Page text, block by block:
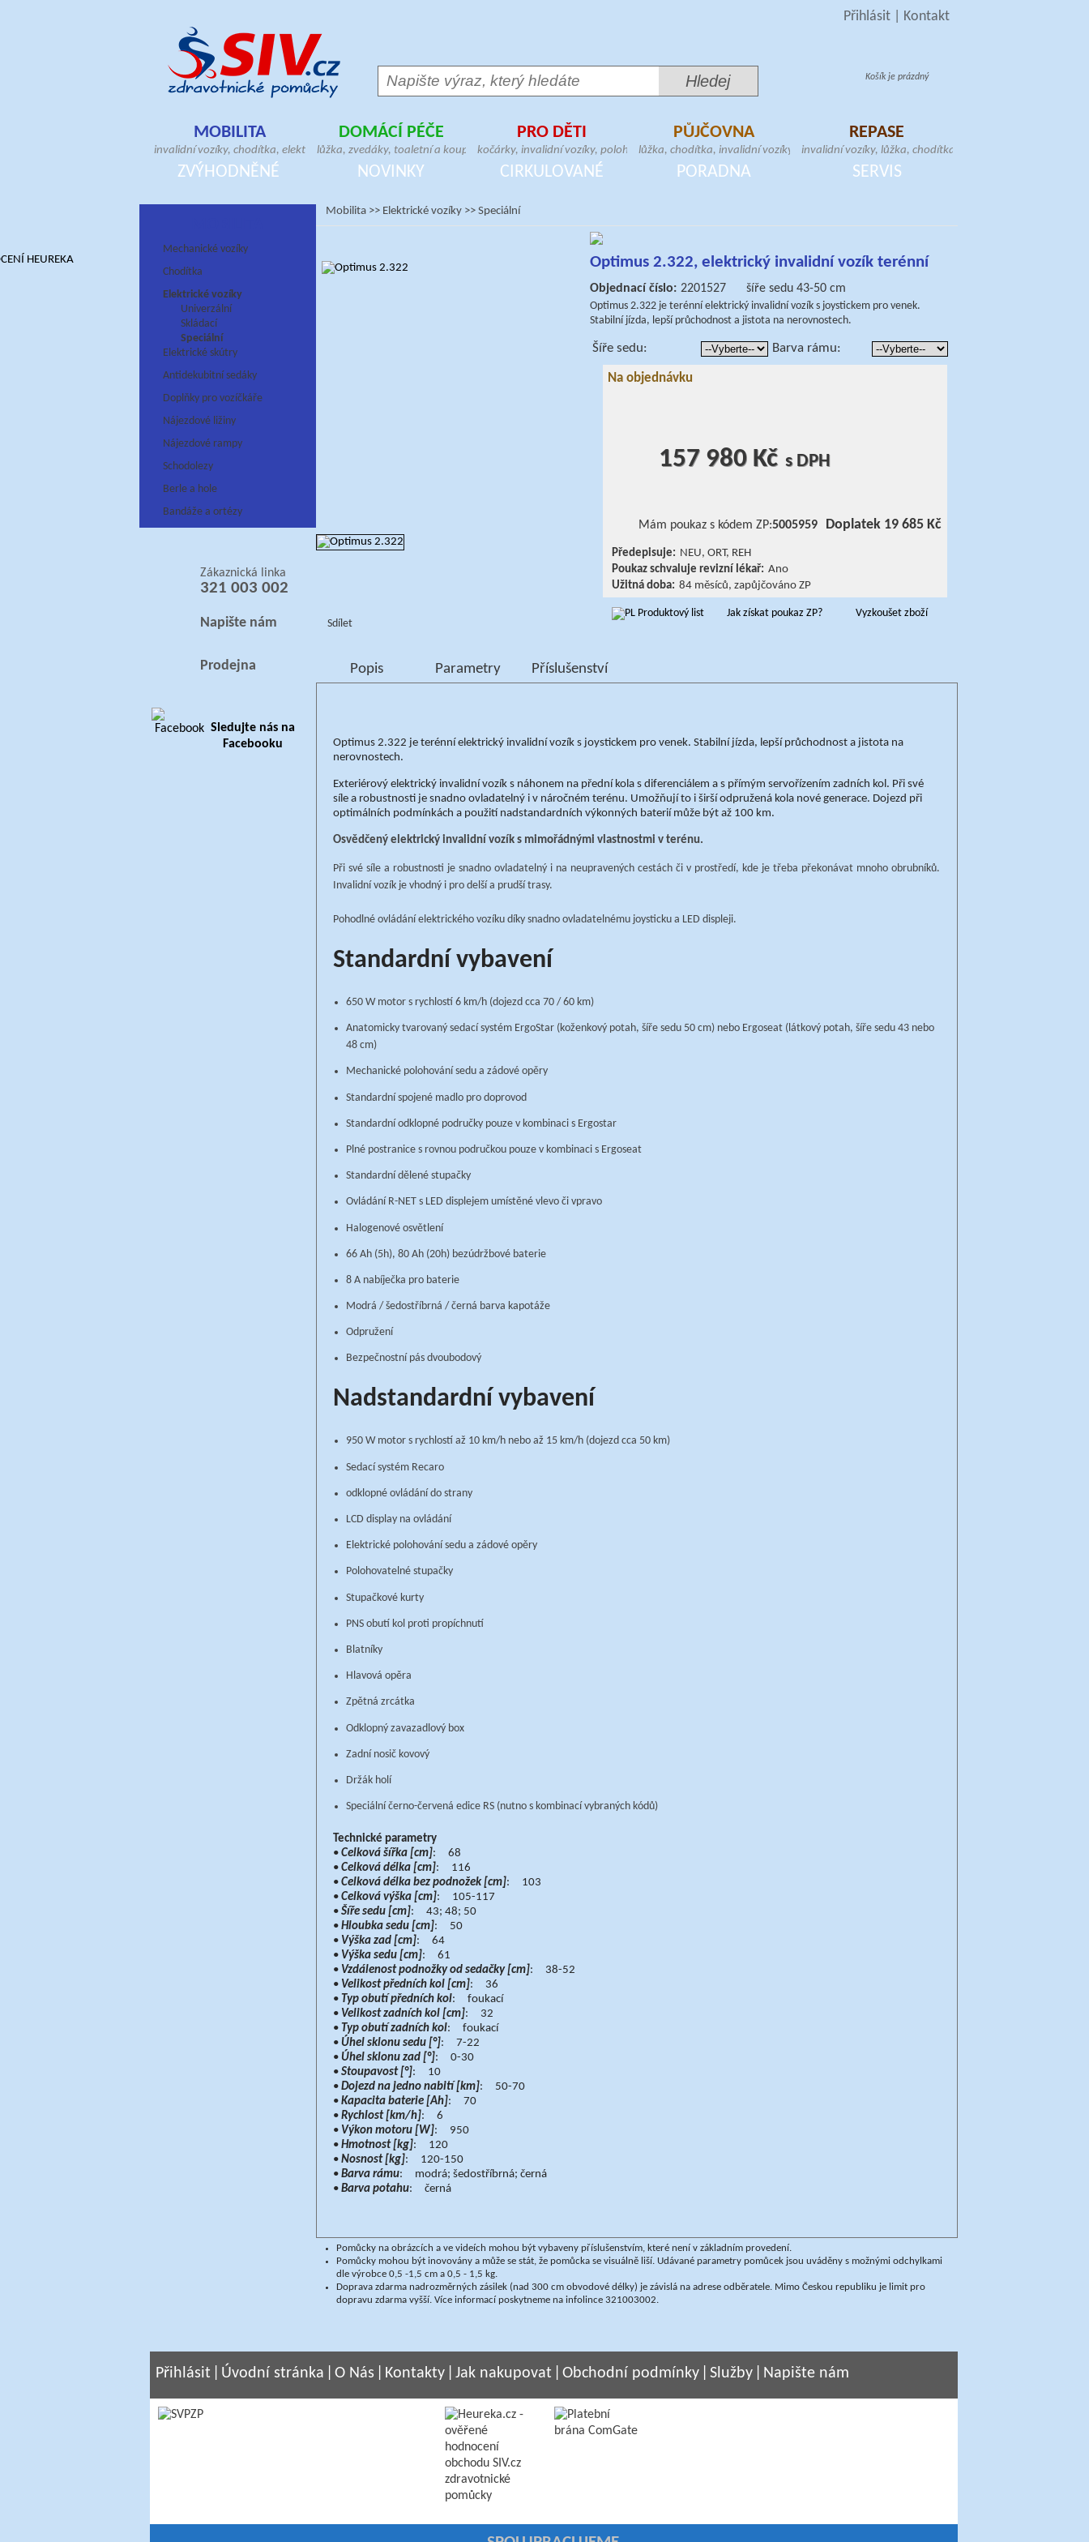
Kontakt
Přihlásit|
Košík je prázdný
MOBILITA
invalidní vozíky, chodítka, elektrické skútry,
antidekubitní sedáky, hole, berle, bandáže,
ortézy, doplňky pro vozíčkáře
DOMÁCÍ PÉČE
lůžka, zvedáky, toaletní a koupelnové
pomůcky, geriatrická křesla, madla,
antidekubitní matrace, pomůcky pro přesun
PRO DĚTI
kočárky, invalidní vozíky, polohovací a
vertikalizační zařízení, dětské sedačky,
postýlky, chodítka, lehátka, berličky
PŮJČOVNA
lůžka, chodítka, invalidní vozíky, toaletní
křesla, zvedáky, schodolezy, samostojné
hrazdy, stolky, matrace
REPASE
invalidní vozíky, lůžka, chodítka, toaletní
křesla, zvedáky, samostojné hrazdy,
schodolezy, elektrické skútry
ZVÝHODNĚNÉ NOVINKY CIRKULOVANÉ PORADNA SERVIS
Mechanické vozíky
Chodítka
Elektrické vozíky
Univerzální
Skládací
Speciální
Elektrické skútry
Antidekubitní sedáky
Doplňky pro vozíčkáře
Nájezdové ližiny
Nájezdové rampy
Schodolezy
Berle a hole
Bandáže a ortézy
Zákaznická linka
321 003 002
Napište nám
Prodejna
Sledujte nás na
Facebooku
Mobilita >> Elektrické vozíky >> Speciální
Sdílet
Optimus 2.322, elektrický invalidní vozík terénní
Objednací číslo: 2201527 šíře sedu 43-50 cm
Optimus 2.322 je terénní elektrický invalidní vozík s joystickem pro venek.
Stabilní jízda, lepší průchodnost a jistota na nerovnostech.
Šíře sedu: Barva rámu:
Na objednávku
157 980 Kč s DPH
Mám poukaz s kódem ZP:5005959 Doplatek 19 685 Kč
Předepisuje: NEU, ORT, REH
Poukaz schvaluje revizní lékař: Ano
Užitná doba: 84 měsíců, zapůjčováno ZP
Produktový list Jak získat poukaz ZP? Vyzkoušet zboží
Popis Parametry Příslušenství
Optimus 2.322 je terénní elektrický invalidní vozík s joystickem pro venek. Stabilní jízda, lepší průchodnost a jistota na
nerovnostech.
Exteriérový elektrický invalidní vozík s náhonem na přední kola s diferenciálem a s přímým servořízením zadních kol. Při své
síle a robustnosti je snadno ovladatelný i v náročném terénu. Umožňují to i širší odpružená kola nové generace. Dojezd při
optimálních podmínkách a použití nadstandardních výkonných baterií může být až 100 km.
Osvědčený elektrický invalidní vozík s mimořádnými vlastnostmi v terénu.
Při své síle a robustnosti je snadno ovladatelný i na neupravených cestách či v prostředí, kde je třeba překonávat mnoho obrubníků.
Invalidní vozík je vhodný i pro delší a prudší trasy.
Pohodlné ovládání elektrického vozíku díky snadno ovladatelnému joysticku a LED displeji.
Standardní vybavení
650 W motor s rychlostí 6 km/h (dojezd cca 70 / 60 km)
Anatomicky tvarovaný sedací systém ErgoStar (koženkový potah, šíře sedu 50 cm) nebo Ergoseat (látkový potah, šíře sedu 43 nebo
48 cm)
Mechanické polohování sedu a zádové opěry
Standardní spojené madlo pro doprovod
Standardní odklopné područky pouze v kombinaci s Ergostar
Plné postranice s rovnou područkou pouze v kombinaci s Ergoseat
Standardní dělené stupačky
Ovládání R-NET s LED displejem umístěné vlevo či vpravo
Halogenové osvětlení
66 Ah (5h), 80 Ah (20h) bezúdržbové baterie
8 A nabíječka pro baterie
Modrá / šedostříbrná / černá barva kapotáže
Odpružení
Bezpečnostní pás dvoubodový
Nadstandardní vybavení
950 W motor s rychlostí až 10 km/h nebo až 15 km/h (dojezd cca 50 km)
Sedací systém Recaro
odklopné ovládání do strany
LCD display na ovládání
Elektrické polohování sedu a zádové opěry
Polohovatelné stupačky
Stupačkové kurty
PNS obutí kol proti propíchnutí
Blatníky
Hlavová opěra
Zpětná zrcátka
Odklopný zavazadlový box
Zadní nosič kovový
Držák holí
Speciální černo-červená edice RS (nutno s kombinací vybraných kódů)
Technické parametry
• Celková šířka [cm]: 68
• Celková délka [cm]: 116
• Celková délka bez podnožek [cm]: 103
• Celková výška [cm]: 105-117
• Šíře sedu [cm]: 43; 48; 50
• Hloubka sedu [cm]: 50
• Výška zad [cm]: 64
• Výška sedu [cm]: 61
• Vzdálenost podnožky od sedačky [cm]: 38-52
• Velikost předních kol [cm]: 36
• Typ obutí předních kol: foukací
• Velikost zadních kol [cm]: 32
• Typ obutí zadních kol: foukací
• Úhel sklonu sedu [°]: 7-22
• Úhel sklonu zad [°]: 0-30
• Stoupavost [°]: 10
• Dojezd na jedno nabití [km]: 50-70
• Kapacita baterie [Ah]: 70
• Rychlost [km/h]: 6
• Výkon motoru [W]: 950
• Hmotnost [kg]: 120
• Nosnost [kg]: 120-150
• Barva rámu: modrá; šedostříbrná; černá
• Barva potahu: černá
Pomůcky na obrázcích a ve videích mohou být vybaveny příslušenstvím, které není v základním provedení.
Pomůcky mohou být inovovány a může se stát, že pomůcka se visuálně liší. Udávané parametry pomůcek jsou uváděny s možnými odchylkami
dle výrobce 0,5 -1,5 cm a 0,5 - 1,5 kg.
Doprava zdarma nadrozměrných zásilek (nad 300 cm obvodové délky) je závislá na adrese odběratele. Mimo Českou republiku je limit pro
dopravu zdarma vyšší. Více informací poskytneme na infolince 321003002.
Přihlásit Úvodní stránka O Nás Kontakty Jak nakupovat Obchodní podmínky Služby Napište nám